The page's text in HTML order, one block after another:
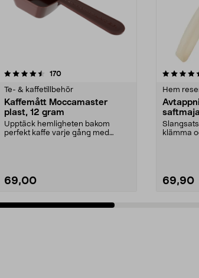
170recensioner
Te- & kaffetillbehör
Kaffemått Moccamaster
plast, 12 gram
Upptäck hemligheten bakom
perfekt kaffe varje gång med
69,00
4.5 av 5 stjärnor
Hem
saftmaja
klämma
69,90